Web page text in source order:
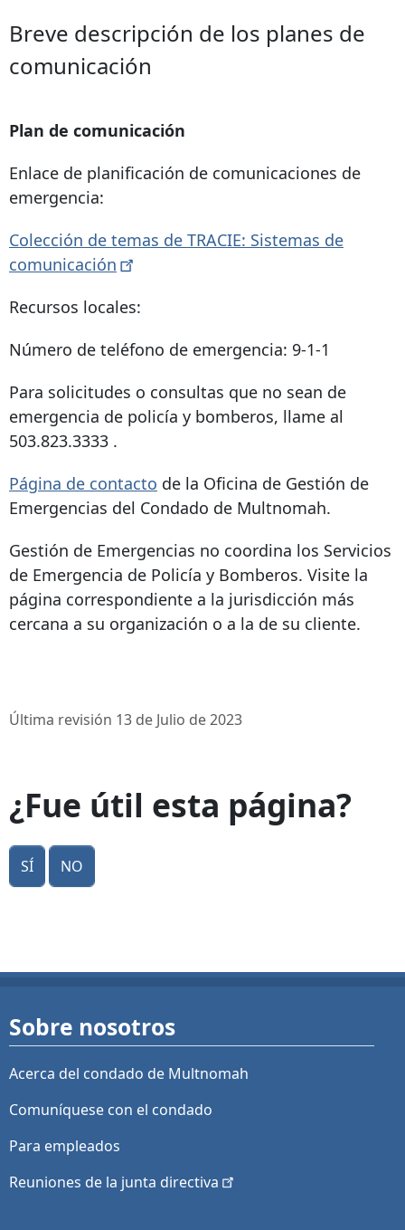
Breve descripción de los planes de
comunicación
Plan de comunicación
Enlace de planificación de comunicaciones de
emergencia:
Colección de temas de TRACIE: Sistemas de
comunicación
Recursos locales:
Número de teléfono de emergencia: 9-1-1
Para solicitudes o consultas que no sean de
emergencia de policía y bomberos, llame al
503.823.3333 .
Página de contacto de la Oficina de Gestión de
Emergencias del Condado de Multnomah.
Gestión de Emergencias no coordina los Servicios
de Emergencia de Policía y Bomberos. Visite la
página correspondiente a la jurisdicción más
cercana a su organización o a la de su cliente.
Última revisión 13 de Julio de 2023
¿Fue útil esta página?
Sí No
Sobre nosotros
Acerca del condado de Multnomah
Comuníquese con el condado
Para empleados
Reuniones de la junta directiva